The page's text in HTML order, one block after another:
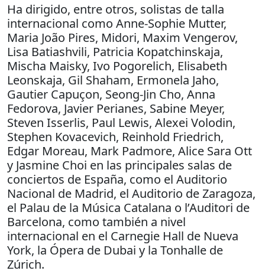
Ha dirigido, entre otros, solistas de talla
internacional como Anne-Sophie Mutter,
Maria João Pires, Midori, Maxim Vengerov,
Lisa Batiashvili, Patricia Kopatchinskaja,
Mischa Maisky, Ivo Pogorelich, Elisabeth
Leonskaja, Gil Shaham, Ermonela Jaho,
Gautier Capuçon, Seong-Jin Cho, Anna
Fedorova, Javier Perianes, Sabine Meyer,
Steven Isserlis, Paul Lewis, Alexei Volodin,
Stephen Kovacevich, Reinhold Friedrich,
Edgar Moreau, Mark Padmore, Alice Sara Ott
y Jasmine Choi en las principales salas de
conciertos de España, como el Auditorio
Nacional de Madrid, el Auditorio de Zaragoza,
el Palau de la Música Catalana o l’Auditori de
Barcelona, como también a nivel
internacional en el Carnegie Hall de Nueva
York, la Ópera de Dubai y la Tonhalle de
Zúrich.